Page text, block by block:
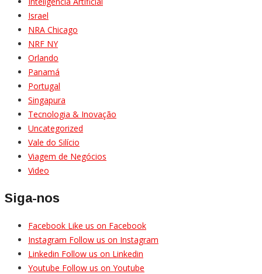
Israel
NRA Chicago
NRF NY
Orlando
Panamá
Portugal
Singapura
Tecnologia & Inovação
Uncategorized
Vale do Silício
Viagem de Negócios
Video
Siga-nos
Facebook Like us on Facebook
Instagram Follow us on Instagram
Linkedin Follow us on Linkedin
Youtube Follow us on Youtube